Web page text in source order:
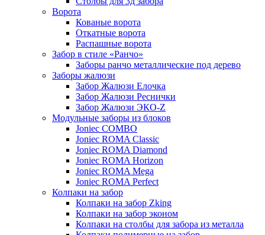
Ворота
Кованые ворота
Откатные ворота
Распашные ворота
Забор в стиле «Ранчо»
Заборы ранчо металлические под дерево
Заборы жалюзи
Забор Жалюзи Елочка
Забор Жалюзи Реснички
Забор Жалюзи ЭКО-Z
Модульные заборы из блоков
Joniec COMBO
Joniec ROMA Classic
Joniec ROMA Diamond
Joniec ROMA Horizon
Joniec ROMA Mega
Joniec ROMA Perfect
Колпаки на забор
Колпаки на забор Zking
Колпаки на забор эконом
Колпаки на столбы для забора из металла